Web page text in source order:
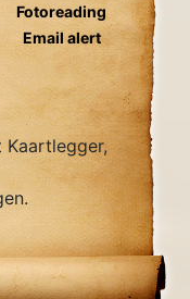
Fotoreading
Email alert
Kaartlegger,